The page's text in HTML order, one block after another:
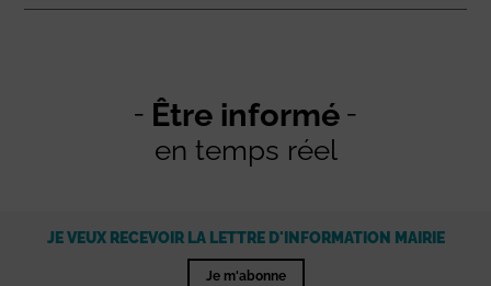
Être informé
en temps réel
JE VEUX RECEVOIR LA LETTRE D'INFORMATION MAIRIE
Je m'abonne